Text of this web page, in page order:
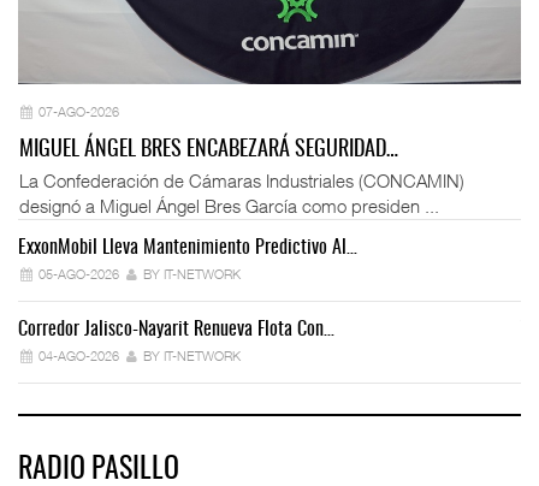
07-AGO-2026
MIGUEL ÁNGEL BRES ENCABEZARÁ SEGURIDAD…
La Confederación de Cámaras Industriales (CONCAMIN)
designó a Miguel Ángel Bres García como presiden ...
ExxonMobil Lleva Mantenimiento Predictivo Al…
05-AGO-2026 BY IT-NETWORK
Corredor Jalisco-Nayarit Renueva Flota Con…
04-AGO-2026 BY IT-NETWORK
RADIO PASILLO